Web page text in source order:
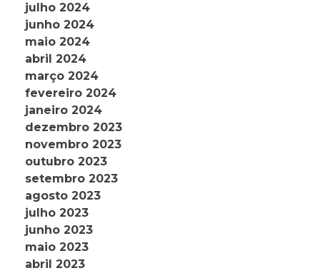
julho 2024
junho 2024
maio 2024
abril 2024
março 2024
fevereiro 2024
janeiro 2024
dezembro 2023
novembro 2023
outubro 2023
setembro 2023
agosto 2023
julho 2023
junho 2023
maio 2023
abril 2023